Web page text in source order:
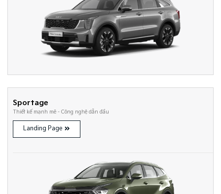
Sportage
Thiết kế mạnh mẽ - Công nghệ dẫn đầu
Landing Page